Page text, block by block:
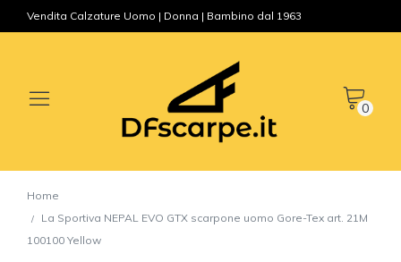
Vendita Calzature Uomo | Donna | Bambino dal 1963
0
Home
La Sportiva NEPAL EVO GTX scarpone uomo Gore-Tex art. 21M
100100 Yellow